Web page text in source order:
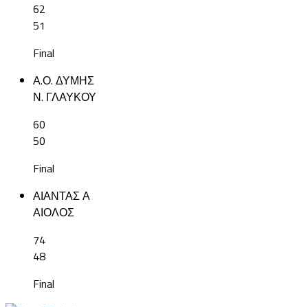
62
51
Final
Α.Ο. ΔΥΜΗΣ
Ν. ΓΛΑΥΚΟΥ
60
50
Final
ΑΙΑΝΤΑΣ Α
ΑΙΟΛΟΣ
74
48
Final